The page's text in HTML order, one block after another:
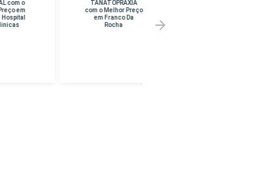
TANATOPRAXIA
com o Melhor Preço
em Franco Da